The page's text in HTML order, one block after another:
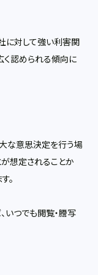
に対して強い利害関
く認められる傾向に
な意思決定を行う場
想定されることか
。
いつでも閲覧・謄写